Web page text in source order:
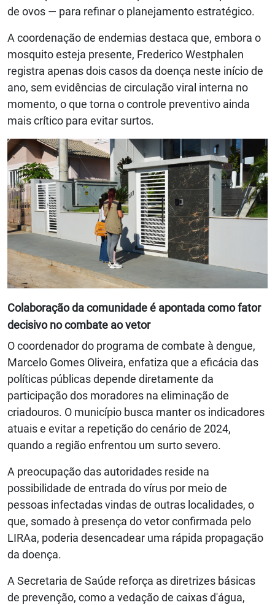
de ovos — para refinar o planejamento estratégico.
A coordenação de endemias destaca que, embora o
mosquito esteja presente, Frederico Westphalen
registra apenas dois casos da doença neste início de
ano, sem evidências de circulação viral interna no
momento, o que torna o controle preventivo ainda
mais crítico para evitar surtos.
Colaboração da comunidade é apontada como fator
decisivo no combate ao vetor
O coordenador do programa de combate à dengue,
Marcelo Gomes Oliveira, enfatiza que a eficácia das
políticas públicas depende diretamente da
participação dos moradores na eliminação de
criadouros. O município busca manter os indicadores
atuais e evitar a repetição do cenário de 2024,
quando a região enfrentou um surto severo.
A preocupação das autoridades reside na
possibilidade de entrada do vírus por meio de
pessoas infectadas vindas de outras localidades, o
que, somado à presença do vetor confirmada pelo
LIRAa, poderia desencadear uma rápida propagação
da doença.
A Secretaria de Saúde reforça as diretrizes básicas
de prevenção, como a vedação de caixas d'água,